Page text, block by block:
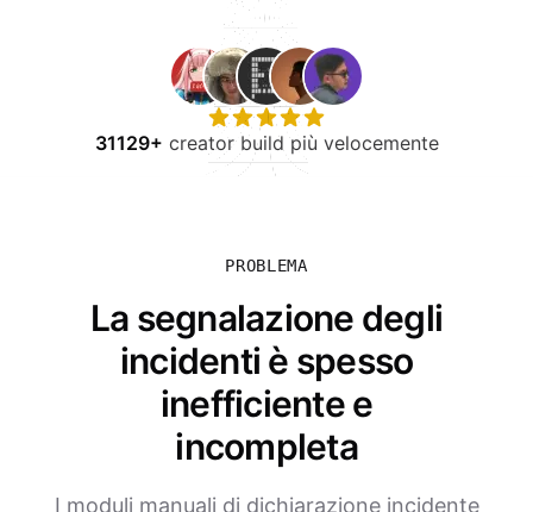
31129+ creator build più velocemente
PROBLEMA
La segnalazione degli
incidenti è spesso
inefficiente e
incompleta
I moduli manuali di dichiarazione incidente